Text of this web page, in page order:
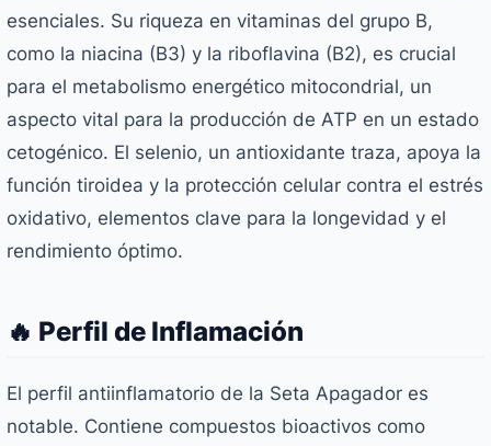
esenciales. Su riqueza en vitaminas del grupo B,
como la niacina (B3) y la riboflavina (B2), es crucial
para el metabolismo energético mitocondrial, un
aspecto vital para la producción de ATP en un estado
cetogénico. El selenio, un antioxidante traza, apoya la
función tiroidea y la protección celular contra el estrés
oxidativo, elementos clave para la longevidad y el
rendimiento óptimo.
🔥 Perfil de Inflamación
El perfil antiinflamatorio de la Seta Apagador es
notable. Contiene compuestos bioactivos como